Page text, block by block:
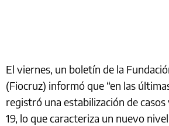
El viernes, un boletín de la
(Fiocruz) informó que “en las
registró una estabilización de
19, lo que caracteriza un nuevo